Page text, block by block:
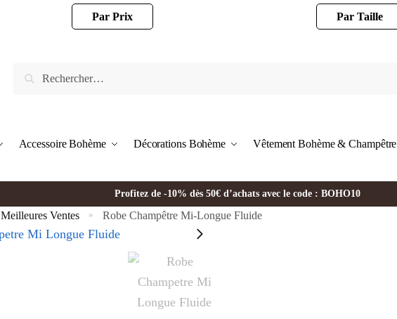
Par Prix Par Taille
Accessoire Bohème Décorations Bohème Vêtement Bohème & Champêtre
Profitez de -10% dès 50€ d’achats avec le code : BOHO10
Meilleures Ventes » Robe Champêtre Mi-Longue Fluide